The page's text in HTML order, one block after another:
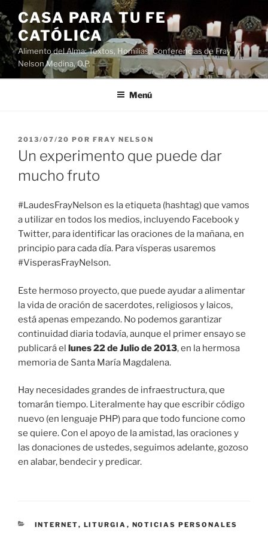
Saltar
al
contenido
CASA PARA TU FE
CATÓLICA
Alimento del Alma: Textos, Homilias, Conferencias de Fray
Nelson Medina, O.P.
Menú
PUBLICADO
EL
2013/07/20 POR FRAY NELSON
Un experimento que puede dar
mucho fruto
#LaudesFrayNelson es la etiqueta (hashtag) que vamos
a utilizar en todos los medios, incluyendo Facebook y
Twitter, para identificar las oraciones de la mañana, en
principio para cada día. Para vísperas usaremos
#VisperasFrayNelson.
Este hermoso proyecto, que puede ayudar a alimentar
la vida de oración de sacerdotes, religiosos y laicos,
está apenas empezando. No podemos garantizar
continuidad diaria todavía, aunque el primer ensayo se
publicará el lunes 22 de Julio de 2013, en la hermosa
memoria de Santa María Magdalena.
Hay necesidades grandes de infraestructura, que
tomarán tiempo. Literalmente hay que escribir código
nuevo (en lenguaje PHP) para que todo funcione como
se quiere. Con el apoyo de la amistad, las oraciones y
las donaciones de ustedes, seguimos adelante, gozoso
en alabar, bendecir y predicar.
CATEGORÍAS
INTERNET, LITURGIA , NOTICIAS PERSONALES